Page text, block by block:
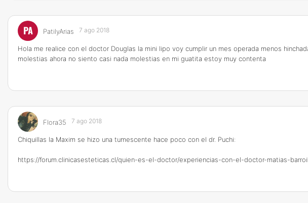
PA PatilyArias 7 ago 2018
Hola me realice con el doctor Douglas la mini lipo voy cumplir un mes operada menos
molestias ahora no siento casi nada molestias en mi guatita estoy muy contenta
Flora35 7 ago 2018
Chiquillas la Maxim se hizo una tumescente hace poco con el dr. Puchi:
https://forum.clinicasesteticas.cl/quien-es-el-doctor/experiencias-con-el-doctor-matias-